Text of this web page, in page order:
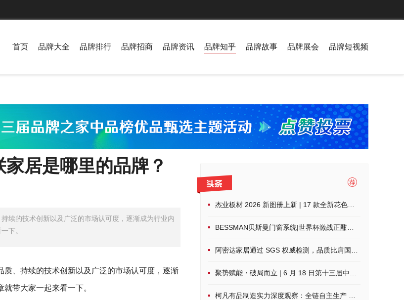
首页 品牌大全 品牌排行 品牌招商 品牌资讯 品牌知乎 品牌故事 品牌展会 品牌短视频
居是哪里的品牌？
续的技术创新以及广泛的市场认可度，逐渐成为行业内
下。
、持续的技术创新以及广泛的市场认可度，逐渐
带大家一起来看一下。
杰业板材 2026 新图册上新 | 17 款全新花色，解锁家装高阶美学
BESSMAN贝斯曼门窗系统|世界杯激战正酣，硬核配置打造沉浸式观赛空间
阿密达家居通过 SGS 权威检测，品质比肩国际标准
聚势赋能・破局而立 | 6 月 18 日第十三届中品榜荣耀启幕，共鉴家居建材行业品牌力量
柯凡有品制造实力深度观察：全链自主生产 筑牢一体化发展根基